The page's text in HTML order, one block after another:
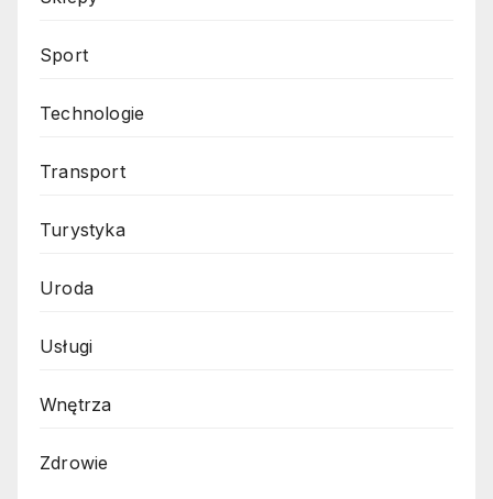
Sport
Technologie
Transport
Turystyka
Uroda
Usługi
Wnętrza
Zdrowie